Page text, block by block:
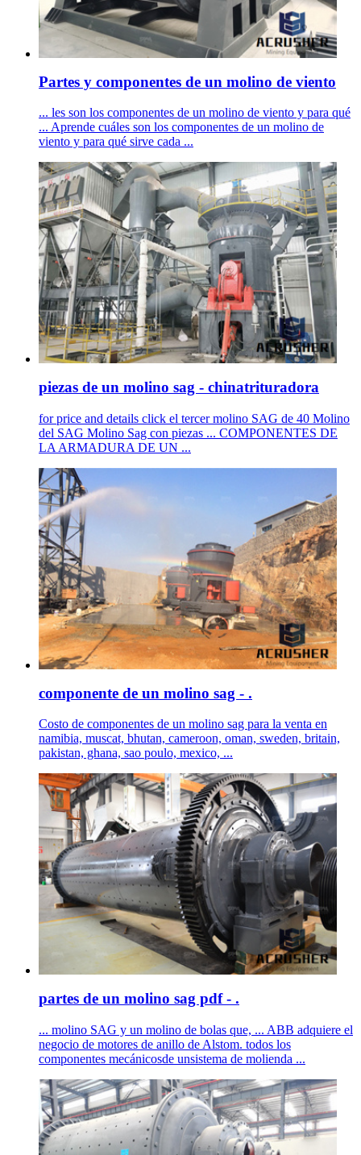
Partes y componentes de un molino de viento
... les son los componentes de un molino de viento y para qué
... Aprende cuáles son los componentes de un molino de
viento y para qué sirve cada ...
piezas de un molino sag - chinatrituradora
for price and details click el tercer molino SAG de 40 Molino
del SAG Molino Sag con piezas ... COMPONENTES DE
LA ARMADURA DE UN ...
componente de un molino sag - .
Costo de componentes de un molino sag para la venta en
namibia, muscat, bhutan, cameroon, oman, sweden, britain,
pakistan, ghana, sao poulo, mexico, ...
partes de un molino sag pdf - .
... molino SAG y un molino de bolas que, ... ABB adquiere el
negocio de motores de anillo de Alstom. todos los
componentes mecánicosde unsistema de molienda ...